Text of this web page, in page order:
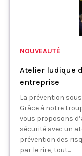
NOUVEAUTÉ
Atelier ludique
entreprise
La prévention
Grâce à notre
vous proposons
sécurité avec un
prévention des
par le rire, tout...